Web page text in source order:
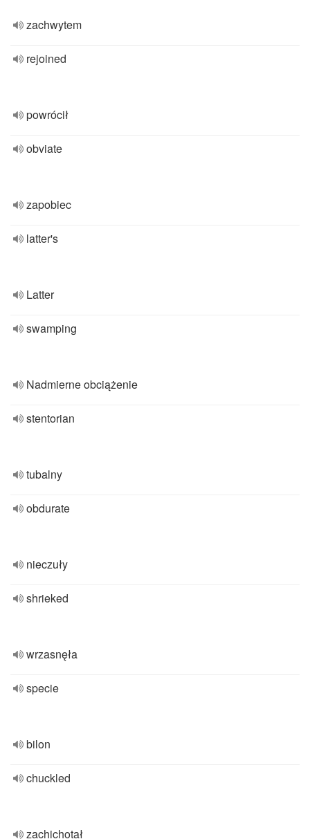
zachwytem
rejoined
powrócił
obviate
zapobiec
latter's
Latter
swamping
Nadmierne obciążenie
stentorian
tubalny
obdurate
nieczuły
shrieked
wrzasnęła
specie
bilon
chuckled
zachichotał